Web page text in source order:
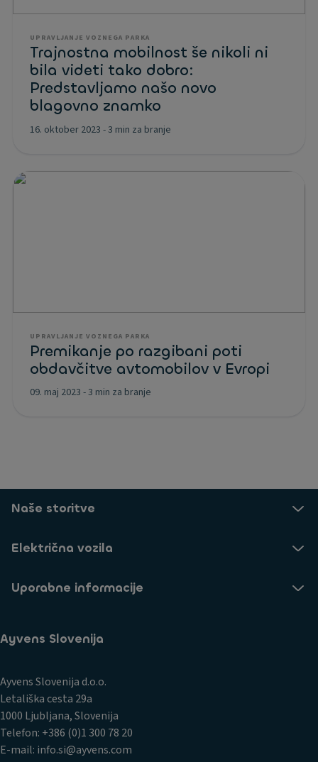
UPRAVLJANJE VOZNEGA PARKA
Trajnostna mobilnost še nikoli ni
bila videti tako dobro:
Predstavljamo našo novo
blagovno znamko
16. oktober 2023 -3 min za branje
UPRAVLJANJE VOZNEGA PARKA
Premikanje po razgibani poti
obdavčitve avtomobilov v Evropi
09. maj 2023 -3 min za branje
Naše storitve
Električna vozila
Uporabne informacije
Ayvens Slovenija
Ayvens Slovenija d.o.o.
Letališka cesta 29a
1000 Ljubljana, Slovenija
Telefon: +386 (0)1 300 78 20
E-mail: info.si@ayvens.com